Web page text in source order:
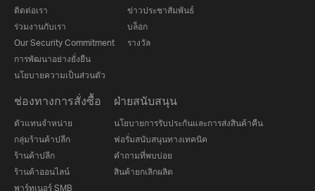
ติดต่อเรา
ร่วมงานกับเรา
Our Security Commitment
การพัฒนาอย่างยั่งยืน
นโยบายความเป็นส่วนตัว
ข่าวประชาสัมพันธ์
บล็อก
รางวัล
ช่องทางการสั่งซื้อ
ตัวแทนจำหน่าย
กลุ่มร้านค้าปลีก
ร้านค้าปลีก
ร้านค้าออนไลน์
พาร์ทเนอร์ SMB
ฝ่ายสนับสนุน
นโยบายการรับประกันและการส่งสินค้าคืน
ฟอรั่มสนับสนุนทางเทคนิค
คำถามที่พบบ่อย
สินค้ายกเลิกผลิต